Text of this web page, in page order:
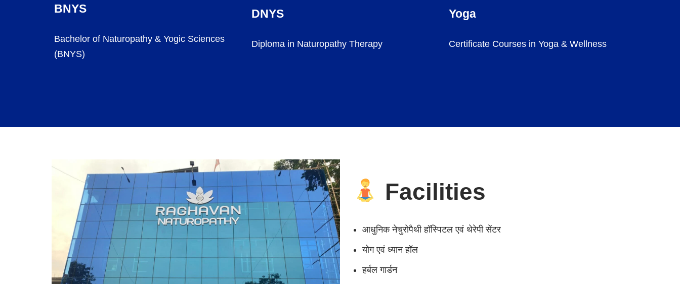
BNYS
Bachelor of Naturopathy & Yogic Sciences
(BNYS)
DNYS
Diploma in Naturopathy Therapy
Yoga
Certificate Courses in Yoga & Wellness
Facilities
आधुनिक नेचुरोपैथी हॉस्पिटल एवं थेरेपी सेंटर
योग एवं ध्यान हॉल
हर्बल गार्डन